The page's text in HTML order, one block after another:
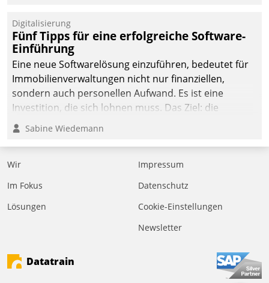
Digitalisierung
Fünf Tipps für eine erfolgreiche Software-
Einführung
Eine neue Softwarelösung einzuführen, bedeutet für
Immobilienverwaltungen nicht nur finanziellen,
sondern auch personellen Aufwand. Es ist eine
Investition, die sich lohnen muss. Das Ziel: die
nachhaltige Optimierung der Geschäftsabläufe. Damit
dieses Ziel erreicht wird, sollten einige Grundregeln
befolgt werden.
Sabine Wiedemann
Wir
Im Fokus
Lösungen
Impressum
Datenschutz
Cookie-Einstellungen
Newsletter
Datatrain